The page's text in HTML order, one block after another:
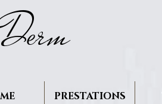
erm
PRESTATIONS